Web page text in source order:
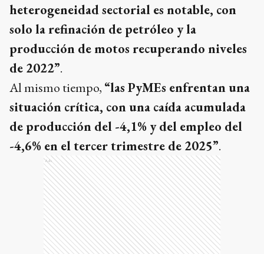
heterogeneidad sectorial es notable, con
solo la refinación de petróleo y la
producción de motos recuperando niveles
de 2022”.
Al mismo tiempo, “las PyMEs enfrentan una
situación crítica, con una caída acumulada
de producción del -4,1% y del empleo del
-4,6% en el tercer trimestre de 2025”.
Ads